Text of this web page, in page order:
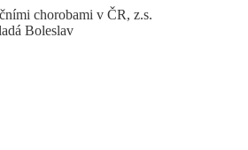
chorobami v ČR, z.s.
Boleslav